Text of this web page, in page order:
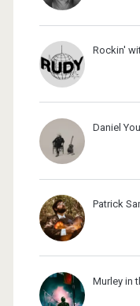
Rockin'
Daniel
Patrick
Murley in